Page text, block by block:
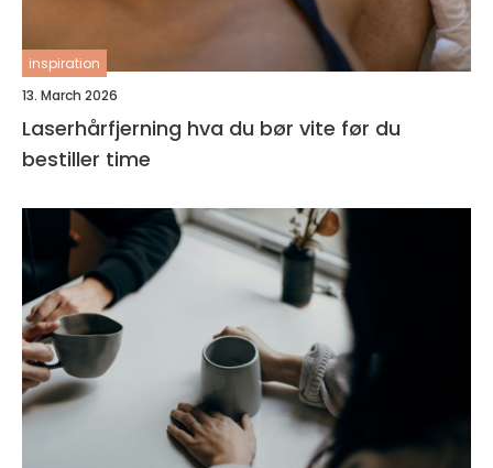
inspiration
13. March 2026
Laserhårfjerning hva du bør vite før du
bestiller time